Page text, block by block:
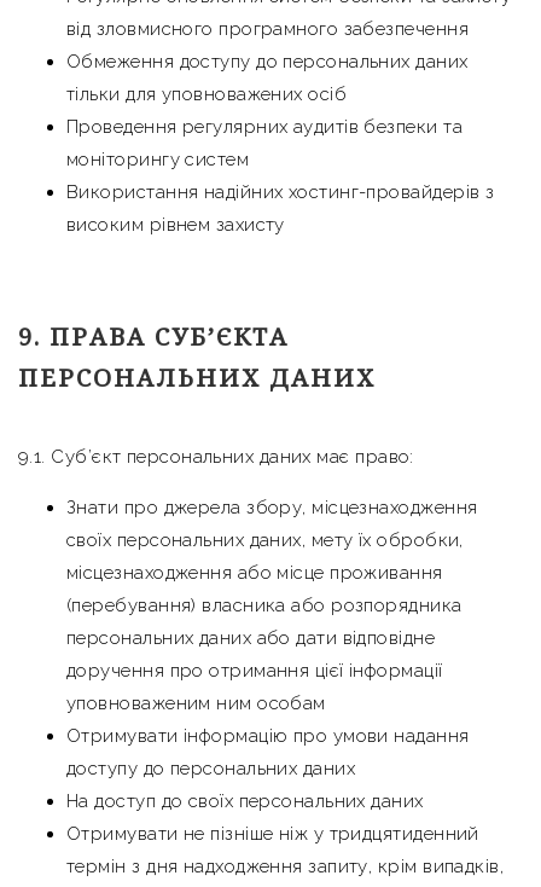
від зловмисного програмного забезпечення
Обмеження доступу до персональних даних
тільки для уповноважених осіб
Проведення регулярних аудитів безпеки та
моніторингу систем
Використання надійних хостинг-провайдерів з
високим рівнем захисту
9. ПРАВА СУБ’ЄКТА
ПЕРСОНАЛЬНИХ ДАНИХ
9.1. Суб’єкт персональних даних має право:
Знати про джерела збору, місцезнаходження
своїх персональних даних, мету їх обробки,
місцезнаходження або місце проживання
(перебування) власника або розпорядника
персональних даних або дати відповідне
доручення про отримання цієї інформації
уповноваженим ним особам
Отримувати інформацію про умови надання
доступу до персональних даних
На доступ до своїх персональних даних
Отримувати не пізніше ніж у тридцятиденний
термін з дня надходження запиту, крім випадків,